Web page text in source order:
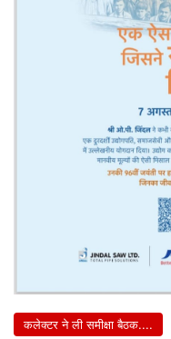
कलेक्टर ने ली समीक्षा बैठक....